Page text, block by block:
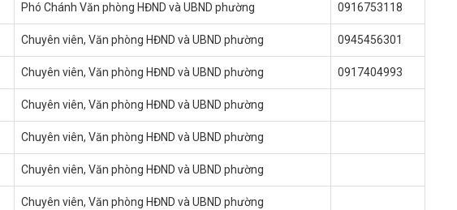
Phó Chánh Văn phòng HĐND và UBND phường 0916753118
Chuyên viên, Văn phòng HĐND và UBND phường 0945456301
Chuyên viên, Văn phòng HĐND và UBND phường 0917404993
Chuyên viên, Văn phòng HĐND và UBND phường
Chuyên viên, Văn phòng HĐND và UBND phường
Chuyên viên, Văn phòng HĐND và UBND phường
Chuyên viên, Văn phòng HĐND và UBND phường